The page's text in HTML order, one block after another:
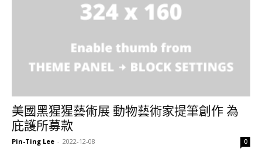
美國黑猩猩藝術展 動物藝術家提筆創作 為
庇護所募款
Pin-Ting Lee - 2022-12-08 0